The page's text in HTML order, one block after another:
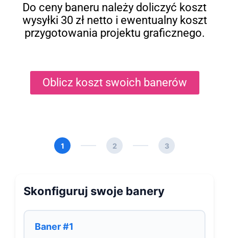
Do ceny baneru należy doliczyć koszt
wysyłki 30 zł netto i ewentualny koszt
przygotowania projektu graficznego.
Oblicz koszt swoich banerów
1 2 3
Skonfiguruj swoje banery
Baner #1